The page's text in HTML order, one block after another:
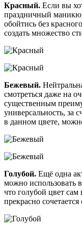
Красный. Если вы
праздничный
обойтись без
создать множество
Бежевый.
смотреться даже на
существенным
универсальность, за
в данном цвете,
Голубой. Ещё одна
можно использовать
что голубой цвет
прекрасно